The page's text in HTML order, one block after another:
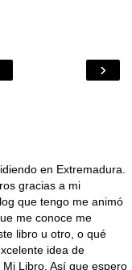
›
en Extremadura.
gracias a mi
que tengo me animó
me conoce me
libro u otro, o qué
idea de
Libro. Así que espero